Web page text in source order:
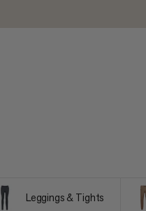
Leggings & Tights